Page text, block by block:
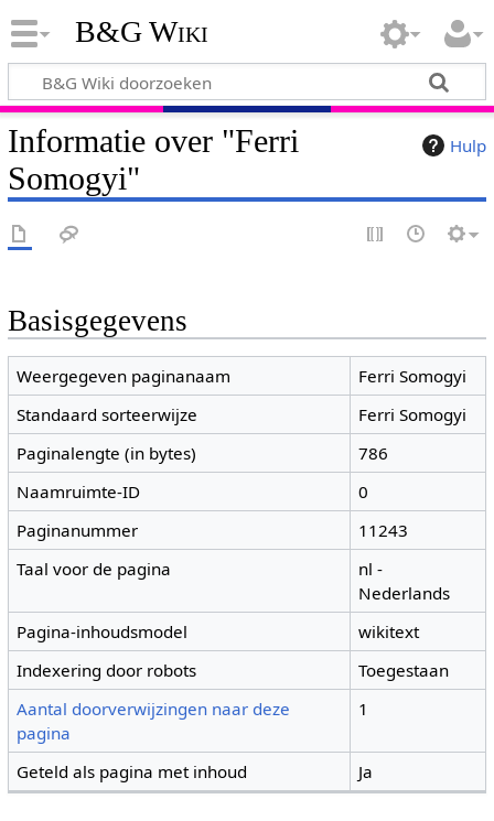
B&G Wiki
Hulp
Informatie over "Ferri
Somogyi"
Basisgegevens
Weergegeven paginanaam
Ferri Somogyi
Standaard sorteerwijze
Ferri Somogyi
Paginalengte (in bytes)
786
Naamruimte-ID
0
Paginanummer
11243
Taal voor de pagina
nl -
Nederlands
Pagina-inhoudsmodel
wikitext
Indexering door robots
Toegestaan
Aantal doorverwijzingen naar deze
pagina
1
Geteld als pagina met inhoud Ja